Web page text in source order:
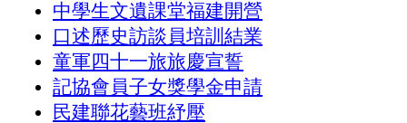
中學生文遺課堂福建開營
口述歷史訪談員培訓結業
童軍四十一旅旅慶宣誓
記協會員子女獎學金申請
民建聯花藝班紓壓